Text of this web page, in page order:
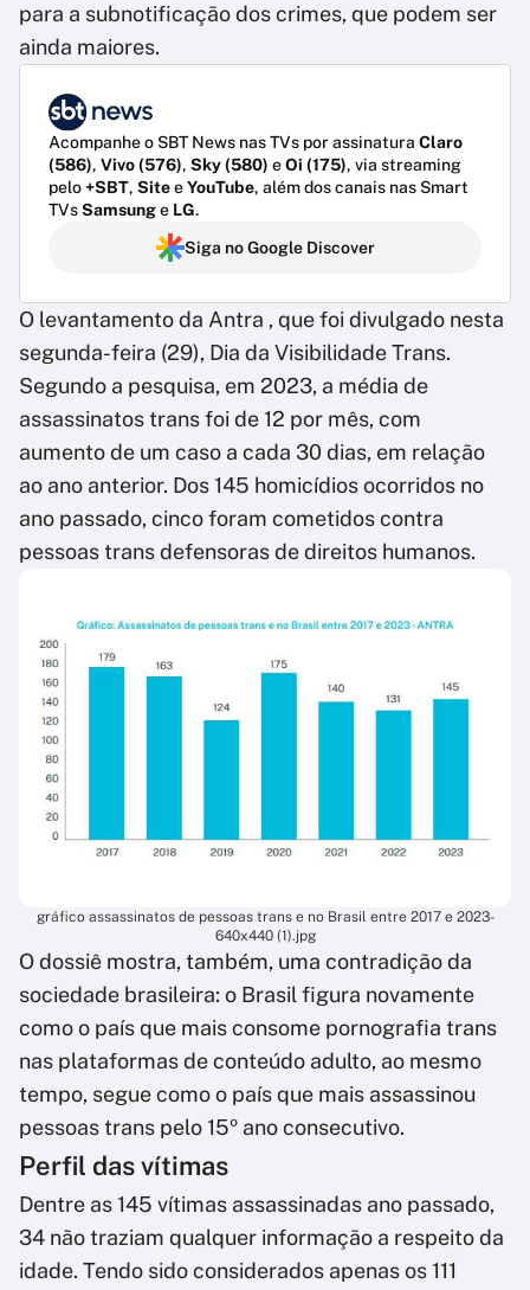
para a subnotificação dos crimes, que podem ser
ainda maiores.
Acompanhe o SBT News nas TVs por assinatura Claro
(586), Vivo (576), Sky (580) eOi (175), via streaming
pelo+SBT, SiteeYouTube, além dos canais nas Smart
TVsSamsunge LG.
Siga no Google Discover
O levantamento da Antra , que foi divulgado nesta
segunda-feira (29), Dia da Visibilidade Trans.
Segundo a pesquisa, em 2023, a média de
assassinatos trans foi de 12 por mês, com
aumento de um caso a cada 30 dias, em relação
ao ano anterior. Dos 145 homicídios ocorridos no
ano passado, cinco foram cometidos contra
pessoas trans defensoras de direitos humanos.
gráfico assassinatos de pessoas trans e no Brasil entre 2017 e 2023-
640x440 (1).jpg
O dossiê mostra, também, uma contradição da
sociedade brasileira: o Brasil figura novamente
como o país que mais consome pornografia trans
nas plataformas de conteúdo adulto, ao mesmo
tempo, segue como o país que mais assassinou
pessoas trans pelo 15º ano consecutivo.
Perfil das vítimas
Dentre as 145 vítimas assassinadas ano passado,
34 não traziam qualquer informação a respeito da
idade. Tendo sido considerados apenas os 111